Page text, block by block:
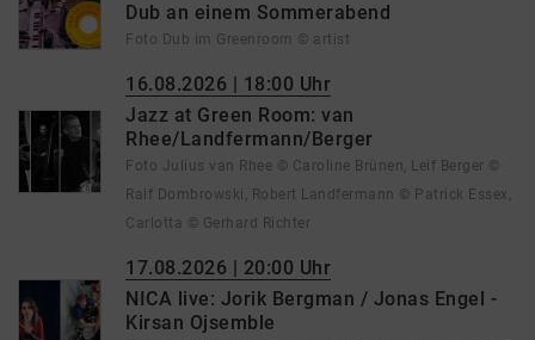
Dub an einem Sommerabend
Foto Dub im Greenroom © artist
16.08.2026 | 18:00 Uhr
Jazz at Green Room: van
Rhee/Landfermann/Berger
Foto Julius van Rhee © Caroline Brünen, Leif Berger ©
Ralf Dombrowski, Robert Landfermann © Patrick Essex,
Carlotta © Gerhard Richter
17.08.2026 | 20:00 Uhr
NICA live: Jorik Bergman / Jonas Engel -
Kirsan Ojsemble